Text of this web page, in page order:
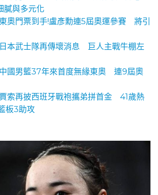
膩與多元化
奧門票到手!盧彥勳連5屆奧運參賽 將引
本武士隊再傳壞消息 巨人主戰牛棚左
國男籃37年來首度無緣東奧 連9屆奧
索再披西班牙戰袍攜弟拼首金 41歲熱
板3助攻